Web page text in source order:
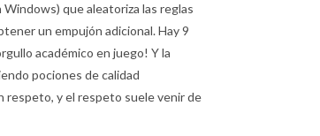
que aleatoriza las reglas
un empujón adicional. Hay 9
académico en juego! Y la
pociones de calidad
respeto, y el respeto suele venir de